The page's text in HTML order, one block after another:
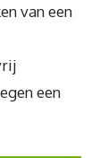
van een
een